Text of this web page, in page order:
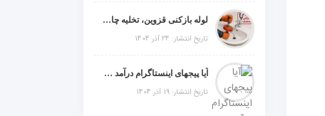
لوله بازکنی قزوین، تخلیه چاه و خدمات تخصصی لوله‌کشی و تشخیص ترکیدگی
تاریخ انتشار: 24 آذر 1404
آیا پیجهای اینستاگرام درآمد دارند؟ راز موفقیت با استراتژی هوشمندانه
تاریخ انتشار: 19 آذر 1404